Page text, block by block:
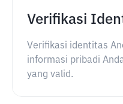
Verifikasi
Verifikasi identitas
informasi pribadi
yang valid.